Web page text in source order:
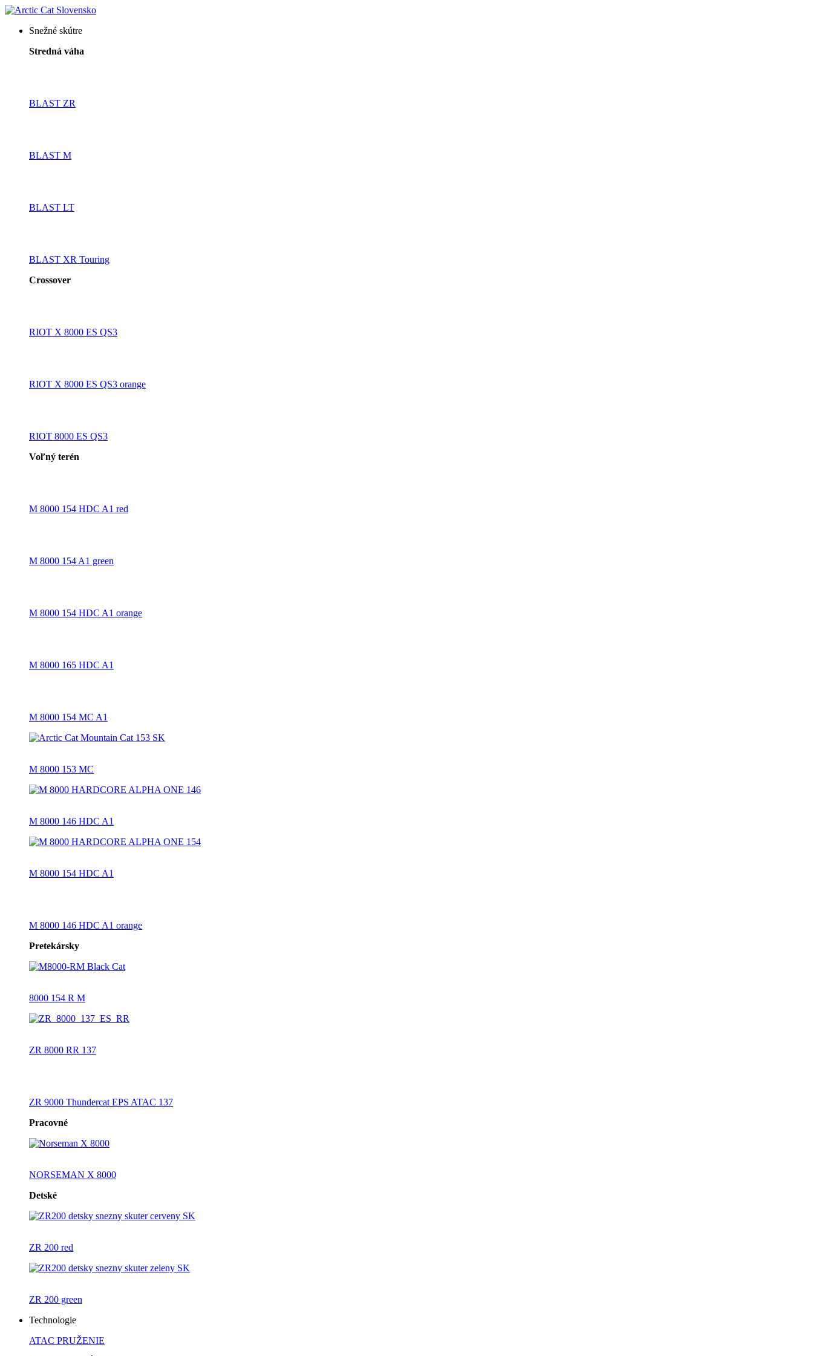
Snežné skútre
Stredná váha
BLAST ZR
BLAST M
BLAST LT
BLAST XR Touring
Crossover
RIOT X 8000 ES QS3
RIOT X 8000 ES QS3 orange
RIOT 8000 ES QS3
Voľný terén
M 8000 154 HDC A1 red
M 8000 154 A1 green
M 8000 154 HDC A1 orange
M 8000 165 HDC A1
M 8000 154 MC A1
M 8000 153 MC
M 8000 146 HDC A1
M 8000 154 HDC A1
M 8000 146 HDC A1 orange
Pretekársky
8000 154 R M
ZR 8000 RR 137
ZR 9000 Thundercat EPS ATAC 137
Pracovné
NORSEMAN X 8000
Detské
ZR 200 red
ZR 200 green
Technologie
ATAC PRUŽENIE